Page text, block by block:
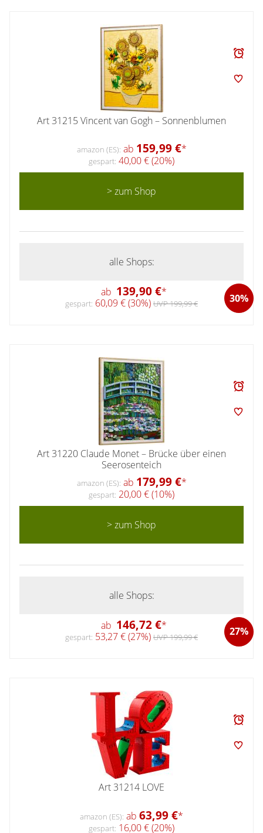
Art 31215 Vincent van Gogh – Sonnenblumen
amazon (ES): ab 159,99 €*
gespart: 40,00 € (20%)
> zum Shop
alle Shops:
ab 139,90 €* 30%
gespart: 60,09 € (30%) UVP 199,99 €
Art 31220 Claude Monet – Brücke über einen
Seerosenteich
amazon (ES): ab 179,99 €*
gespart: 20,00 € (10%)
> zum Shop
alle Shops:
ab 146,72 €* 27%
gespart: 53,27 € (27%) UVP 199,99 €
Art 31214 LOVE
amazon (ES): ab 63,99 €*
gespart: 16,00 € (20%)